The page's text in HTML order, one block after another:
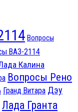
Вопросы
ВАЗ-2114
Калина
Вопросы Рено
Гранд Витара Дэу
Лада Гранта